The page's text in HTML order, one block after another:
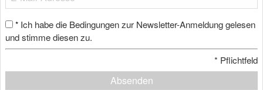
* Ich habe die Bedingungen zur Newsletter-Anmeldung gelesen
und stimme diesen zu.
* Pflichtfeld
Absenden